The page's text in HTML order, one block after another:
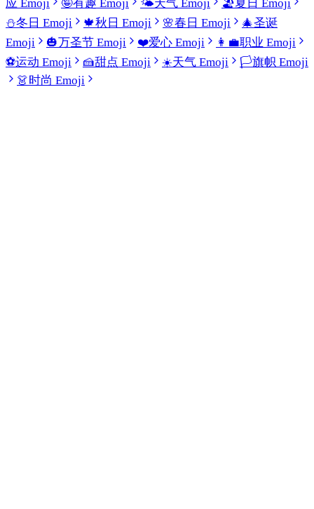
应 Emoji
🤪有趣 Emoji 🌤️天气 Emoji 🏖️夏日 Emoji
⛄冬日 Emoji 🍁秋日 Emoji 🌸春日 Emoji 🎄圣诞
Emoji
🎃万圣节 Emoji ❤️爱心 Emoji 👩‍💼职业 Emoji
⚽运动 Emoji 🍰甜点 Emoji ☀️天气 Emoji 🏳️旗帜 Emoji
👗时尚 Emoji